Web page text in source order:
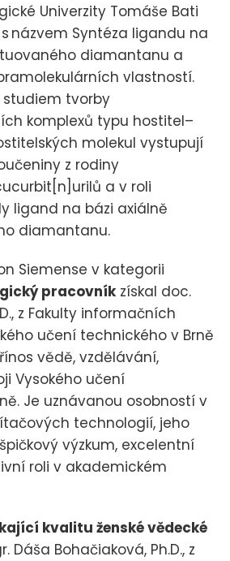
Univerzity Tomáše Bati
názvem Syntéza ligandu na
diamantanu a
vlastností.
studiem tvorby
komplexů typu hostitel–
molekul vystupují
z rodiny
a v roli
ligand na bázi axiálně
diamantanu.
Siemense v kategorii
pracovníkzískal doc.
z Fakulty informačních
učení technického v Brně
vědě, vzdělávání,
Vysokého učení
Je uznávanou osobností v
technologií, jeho
výzkum, excelentní
roli v akademickém
kvalitu ženské vědecké
Dáša Bohačiaková, Ph.D., z